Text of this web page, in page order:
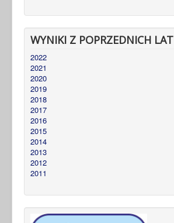
WYNIKI Z POPRZEDNICH LAT
2022
2021
2020
2019
2018
2017
2016
2015
2014
2013
2012
2011